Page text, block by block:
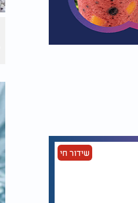
שידור חי